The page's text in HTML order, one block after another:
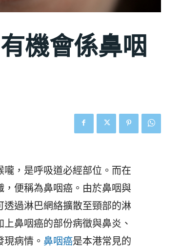
機會係鼻咽
，是呼吸道必經部位。而在
便稱為鼻咽癌。由於鼻咽與
過淋巴網絡擴散至頸部的淋
鼻咽癌的部份病徵與鼻炎、
病情。 鼻咽癌是本港常見的